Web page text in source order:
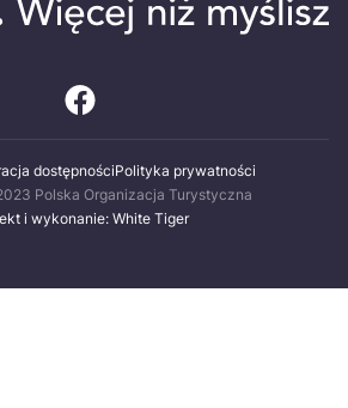
dostępnościPolityka prywatności
Polska Organizacja Turystyczna
i wykonanie: White Tiger